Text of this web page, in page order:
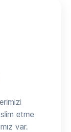
etme
var.